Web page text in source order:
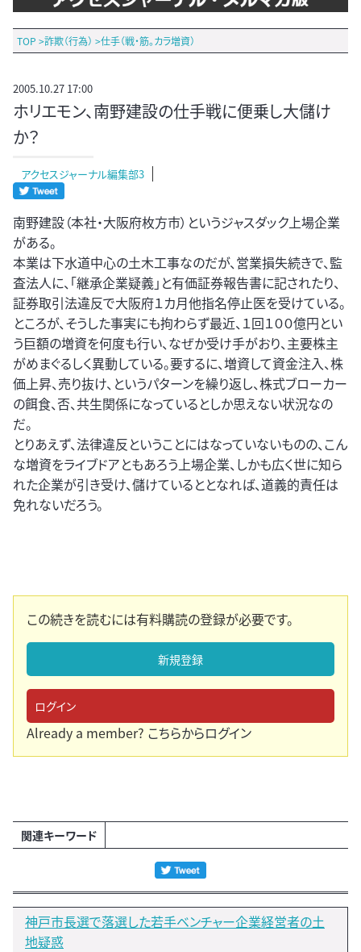
TOP >詐欺（行為） >仕手（戦・筋。カラ増資）
2005.10.27 17:00
ホリエモン、南野建設の仕手戦に便乗し大儲け
か？
アクセスジャーナル編集部3
南野建設（本社・大阪府枚方市）というジャスダック上場企業
がある。
本業は下水道中心の土木工事なのだが、営業損失続きで、監
査法人に、「継承企業疑義」と有価証券報告書に記されたり、
証券取引法違反で大阪府１カ月他指名停止医を受けている。
ところが、そうした事実にも拘わらず最近、１回１００億円とい
う巨額の増資を何度も行い、なぜか受け手がおり、主要株主
がめまぐるしく異動している。要するに、増資して資金注入、株
価上昇、売り抜け、というパターンを繰り返し、株式ブローカー
の餌食、否、共生関係になっているとしか思えない状況なの
だ。
とりあえず、法律違反ということにはなっていないものの、こん
な増資をライブドアともあろう上場企業、しかも広く世に知ら
れた企業が引き受け、儲けているととなれば、道義的責任は
免れないだろう。
この続きを読むには有料購読の登録が必要です。
新規登録
ログイン
Already a member? こちらからログイン
関連キーワード
神戸市長選で落選した若手ベンチャー企業経営者の土
地疑惑